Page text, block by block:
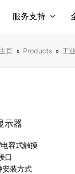
服务支持
主页 » Products » 工
示器
容式触摸
口
安装方式